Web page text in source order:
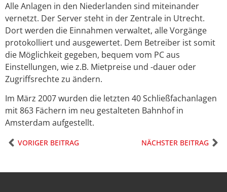
Alle Anlagen in den Niederlanden sind miteinander
vernetzt. Der Server steht in der Zentrale in Utrecht.
Dort werden die Einnahmen verwaltet, alle Vorgänge
protokolliert und ausgewertet. Dem Betreiber ist somit
die Möglichkeit gegeben, bequem vom PC aus
Einstellungen, wie z.B. Mietpreise und -dauer oder
Zugriffsrechte zu ändern.
Im März 2007 wurden die letzten 40 Schließfachanlagen
mit 863 Fächern im neu gestalteten Bahnhof in
Amsterdam aufgestellt.
VORIGER BEITRAG NÄCHSTER BEITRAG